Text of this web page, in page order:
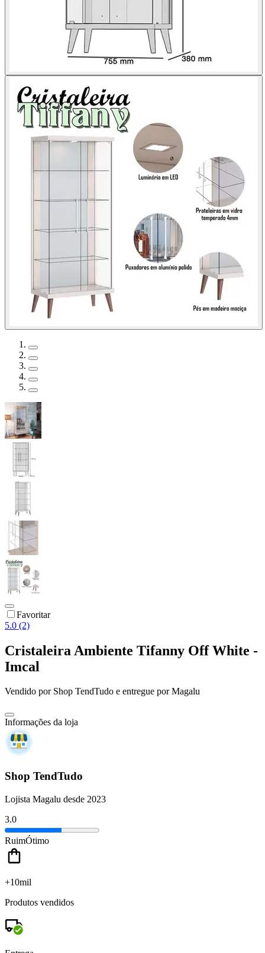
Favoritar
5.0 (2)
Cristaleira Ambiente Tifanny Off White -
Imcal
Vendido por Shop TendTudo e entregue por Magalu
Informações da loja
Shop TendTudo
Lojista Magalu desde 2023
3.0
RuimÓtimo
+10mil
Produtos vendidos